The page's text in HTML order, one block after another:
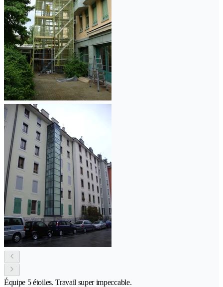
Équipe 5 étoiles. Travail super impeccable.